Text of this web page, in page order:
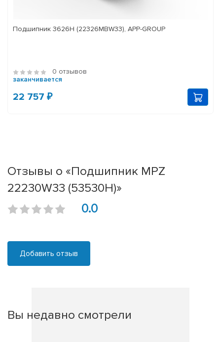
Подшипник 3626Н (22326MBW33), APP-GROUP
0 отзывов
заканчивается
22 757 ₽
Отзывы о «Подшипник MPZ
22230W33 (53530Н)»
0.0
Добавить отзыв
Вы недавно смотрели